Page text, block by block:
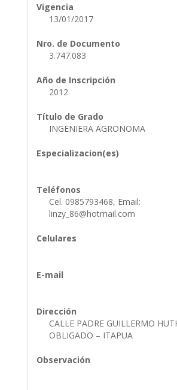
Vigencia
13/01/2017
Nro. de Documento
3.747.083
Año de Inscripción
2012
Título de Grado
INGENIERA AGRONOMA
Especializacion(es)
Teléfonos
Cel. 0985793468, Email:
linzy_86@hotmail.com
Celulares
E-mail
Dirección
CALLE PADRE GUILLERMO
OBLIGADO – ITAPUA
Observación